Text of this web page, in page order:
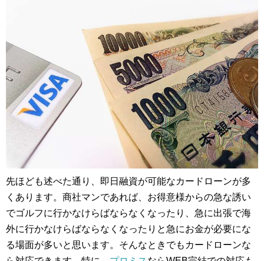
先ほども述べた通り、即日融資が可能なカードローンが多
くあります。商社マンであれば、お得意様からの急な誘い
でゴルフに行かなけらばならなくなったり、急に出張で海
外に行かなけらばならなくなったりと急にお金が必要にな
る場面が多いと思います。そんなときでもカードローンな